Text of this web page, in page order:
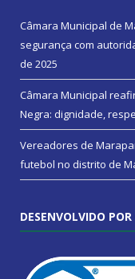
Câmara Municipal de
segurança com
de 2025
Câmara Municipal
Negra: dignidade,
Vereadores de
futebol no distrito de
DESENVOLVIDO POR